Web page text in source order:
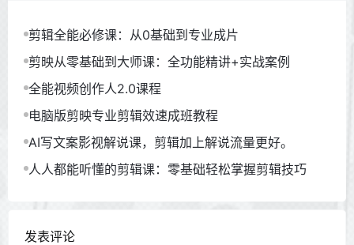
剪辑全能必修课：从0基础到专业成片
剪映从零基础到大师课：全功能精讲+实战案例
全能视频创作人2.0课程
电脑版剪映专业剪辑效速成班教程
AI写文案影视解说课，剪辑加上解说流量更好。
人人都能听懂的剪辑课：零基础轻松掌握剪辑技巧
发表评论